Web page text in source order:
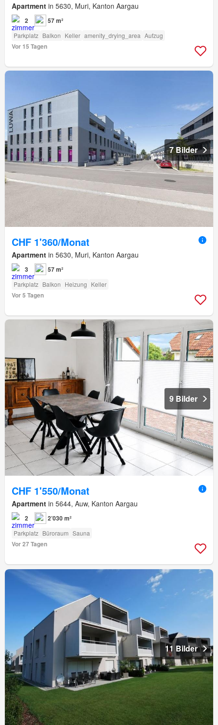
Apartment in 5630, Muri, Kanton Aargau
2 57 m²
Parkplatz Balkon Keller amenity_drying_area Aufzug
Vor 15 Tagen
7 Bilder
CHF 1'360/Monat
Apartment in 5630, Muri, Kanton Aargau
3 57 m²
Parkplatz Balkon Heizung Keller
Vor 5 Tagen
9 Bilder
CHF 1'550/Monat
Apartment in 5644, Auw, Kanton Aargau
2 2’030 m²
Parkplatz Büroraum Sauna
Vor 27 Tagen
11 Bilder